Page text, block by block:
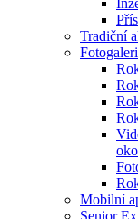
Tradiční
Mobilní
Senior